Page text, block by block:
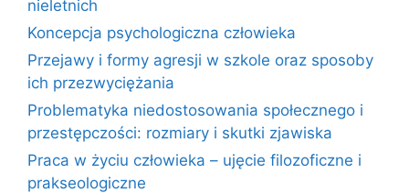
nieletnich
Koncepcja psychologiczna człowieka
Przejawy i formy agresji w szkole oraz sposoby
ich przezwyciężania
Problematyka niedostosowania społecznego i
przestępczości: rozmiary i skutki zjawiska
Praca w życiu człowieka – ujęcie filozoficzne i
prakseologiczne